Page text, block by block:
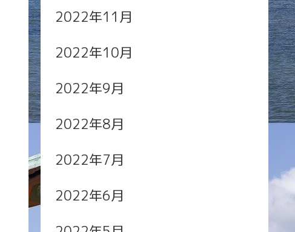
2022年11月
2022年10月
2022年9月
2022年8月
2022年7月
2022年6月